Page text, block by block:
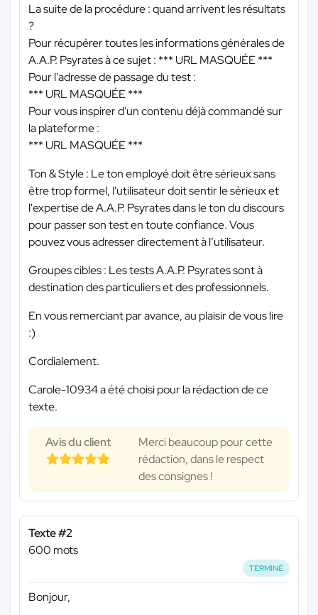
La suite de la procédure : quand arrivent les résultats
?
Pour récupérer toutes les informations générales de
A.A.P. Psyrates à ce sujet : *** URL MASQUÉE ***
Pour l'adresse de passage du test :
*** URL MASQUÉE ***
Pour vous inspirer d'un contenu déjà commandé sur
la plateforme :
*** URL MASQUÉE ***
Ton & Style : Le ton employé doit être sérieux sans
être trop formel, l'utilisateur doit sentir le sérieux et
l'expertise de A.A.P. Psyrates dans le ton du discours
pour passer son test en toute confiance. Vous
pouvez vous adresser directement à l’utilisateur.
Groupes cibles : Les tests A.A.P. Psyrates sont à
destination des particuliers et des professionnels.
En vous remerciant par avance, au plaisir de vous lire
:)
Cordialement.
Carole-10934 a été choisi pour la rédaction de ce
texte.
Avis du client
Merci beaucoup pour cette
rédaction, dans le respect
des consignes !
Texte #2
600 mots
TERMINÉ
Bonjour,